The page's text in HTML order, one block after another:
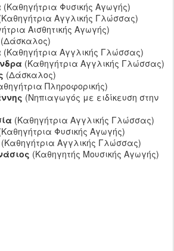
(Καθηγήτρια Φυσικής Αγωγής)
Αγγλικής Γλώσσας)
Αισθητικής Αγωγής)
(Δάσκαλος)
(Καθηγήτρια Αγγλικής Γλώσσας)
(Καθηγήτρια Αγγλικής Γλώσσας)
(Δάσκαλος)
Πληροφορικής)
(Nηπιαγωγός με ειδίκευση στην
(Καθηγήτρια Αγγλικής Γλώσσας)
Φυσικής Αγωγής)
(Καθηγήτρια Αγγλικής Γλώσσας)
(Καθηγητής Μουσικής Αγωγής)